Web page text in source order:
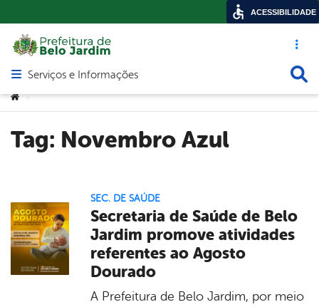
Acesso
Abrir menu principal de navegação
Serviços e Informações
Você está aqui:
>
Tag: Novembro Azul
SEC. DE SAÚDE
Secretaria de Saúde de Belo
Jardim promove atividades
referentes ao Agosto
Dourado
A Prefeitura de Belo Jardim, por meio
ACESSIBILIDADE